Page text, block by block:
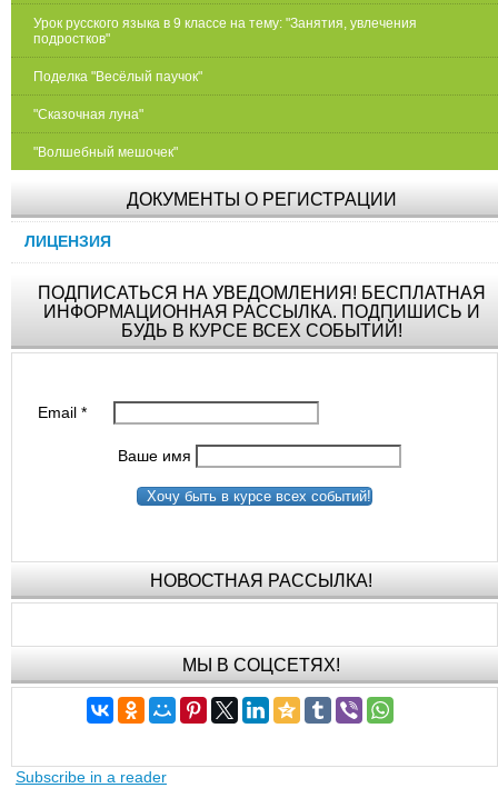
Урок русского языка в 9 классе на тему: "Занятия, увлечения
подростков"
Поделка "Весёлый паучок"
"Сказочная луна"
"Волшебный мешочек"
ДОКУМЕНТЫ О РЕГИСТРАЦИИ
ЛИЦЕНЗИЯ
ПОДПИСАТЬСЯ НА УВЕДОМЛЕНИЯ! БЕСПЛАТНАЯ
ИНФОРМАЦИОННАЯ РАССЫЛКА. ПОДПИШИСЬ И
БУДЬ В КУРСЕ ВСЕХ СОБЫТИЙ!
Email*
Ваше имя
Хочу быть в курсе всех событий!
НОВОСТНАЯ РАССЫЛКА!
МЫ В СОЦСЕТЯХ!
Subscribe in a reader